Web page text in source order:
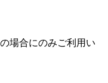
場合にのみご利用い